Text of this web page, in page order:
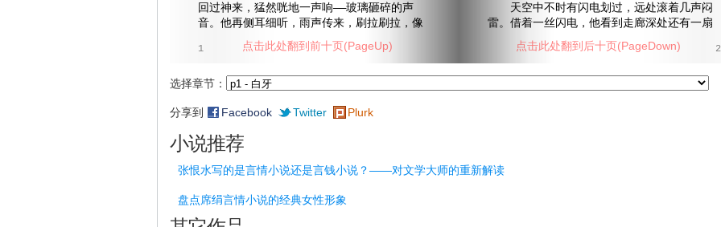
回过神来，猛然咣地一声响——玻璃砸碎的声
音。他再侧耳细听，雨声传来，刷拉刷拉，像
天空中不时有闪电划过，远处滚着几声闷
雷。借着一丝闪电，他看到走廊深处还有一扇
1 2
选择章节：
分享到 Facebook Twitter Plurk
点击此处翻到前十页(PageUp) 点击此处翻到后十页(PageDown)
小说推荐
张恨水写的是言情小说还是言钱小说？——对文学大师的重新解读
盘点席绢言情小说的经典女性形象